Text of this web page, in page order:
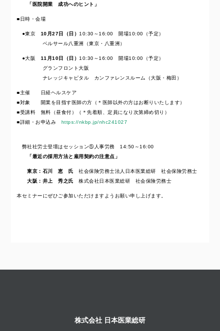
「医院開業 成功へのヒント」
■日時・会場
●東京 10月27日（日） 10:30～16:00 開場10:00（予定）
ベルサール八重洲（東京・八重洲）
●大阪 11月10日（日） 10:30～16:00 開場10:00（予定）
グランフロント大阪
ナレッジキャピタル カンファレンスルーム（大阪・梅田）
■主催 日経ヘルスケア
■対象 開業を目指す医師の方（＊医師以外の方はお断りいたします）
■受講料 無料（昼食付）（＊先着順、定員になり次第締め切り）
■詳細・お申込み https://nkbp.jp/nhc241027
弊社社労士登壇はセッション⑤人事労務 14:50～16:00
「最近の採用方法と雇用契約の注意点」
東京：石川 恵 氏 社会保険労務士法人日本医業総研 社会保険労務士
大阪：井上 秀之氏株式会社日本医業総研 社会保険労務士
本セミナーにぜひご参加いただけますようお願い申し上げます。
株式会社 日本医業総研